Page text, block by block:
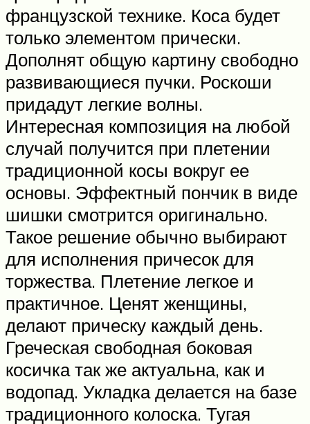
французской технике. Коса будет
только элементом прически.
Дополнят общую картину свободно
развивающиеся пучки. Роскоши
придадут легкие волны.
Интересная композиция на любой
случай получится при плетении
традиционной косы вокруг ее
основы. Эффектный пончик в виде
шишки смотрится оригинально.
Такое решение обычно выбирают
для исполнения причесок для
торжества. Плетение легкое и
практичное. Ценят женщины,
делают прическу каждый день.
Греческая свободная боковая
косичка так же актуальна, как и
водопад. Укладка делается на базе
традиционного колоска. Тугая